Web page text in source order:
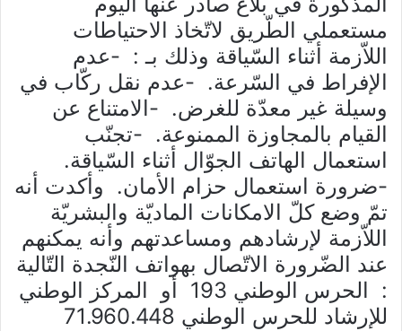
مستعملي الطّريق لاتّخاذ الاحتياطات
اللاّزمة أثناء السّياقة وذلك بـ : -عدم
الإفراط في السّرعة. -عدم نقل ركّاب في
وسيلة غير معدّة للغرض. -الامتناع عن
القيام بالمجاوزة الممنوعة. -تجنّب
استعمال الهاتف الجوّال أثناء السّياقة.
-ضرورة استعمال حزام الأمان. وأكدت أنه
تمّ وضع كلّ الامكانات الماديّة والبشريّة
اللاّزمة لإرشادهم ومساعدتهم وأنه يمكنهم
عند الضّرورة الاتّصال بهواتف النّجدة التّالية
: الحرس الوطني 193 أو المركز الوطني
للإرشاد للحرس الوطني 71.960.448